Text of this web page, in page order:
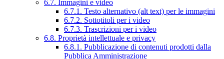
6.7. Immagini e video
6.7.1. Testo alternativo (alt text) per le immagini
6.7.2. Sottotitoli per i video
6.7.3. Trascrizioni per i video
6.8. Proprietà intellettuale e privacy
6.8.1. Pubblicazione di contenuti prodotti dalla
Pubblica Amministrazione